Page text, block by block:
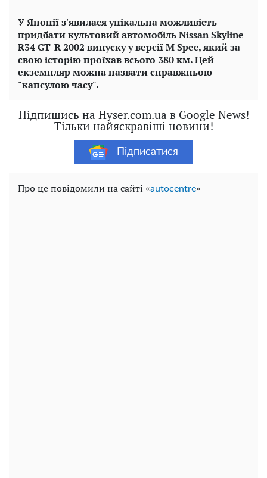
У Японії з'явилася унікальна можливість
придбати культовий автомобіль Nissan Skyline
R34 GT-R 2002 випуску у версії M Spec, який за
свою історію проїхав всього 380 км. Цей
екземпляр можна назвати справжньою
"капсулою часу".
Підпишись на Hyser.com.ua в Google News!
Тільки найяскравіші новини!
Підписатися
Про це повідомили на сайті «autocentre»